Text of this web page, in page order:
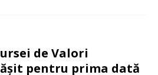
de Valori
pentru prima dată